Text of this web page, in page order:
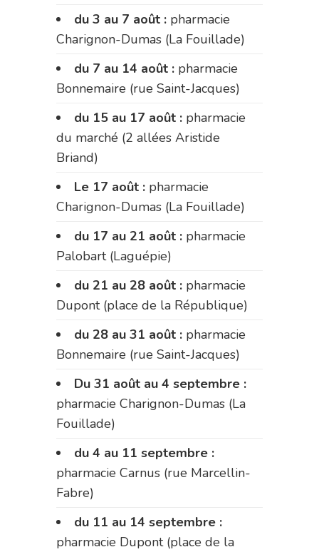
du 3 au 7 août : pharmacie
Charignon-Dumas (La Fouillade)
du 7 au 14 août : pharmacie
Bonnemaire (rue Saint-Jacques)
du 15 au 17 août : pharmacie
du marché (2 allées Aristide
Briand)
Le 17 août : pharmacie
Charignon-Dumas (La Fouillade)
du 17 au 21 août : pharmacie
Palobart (Laguépie)
du 21 au 28 août : pharmacie
Dupont (place de la République)
du 28 au 31 août : pharmacie
Bonnemaire (rue Saint-Jacques)
Du 31 août au 4 septembre :
pharmacie Charignon-Dumas (La
Fouillade)
du 4 au 11 septembre :
pharmacie Carnus (rue Marcellin-
Fabre)
du 11 au 14 septembre :
pharmacie Dupont (place de la